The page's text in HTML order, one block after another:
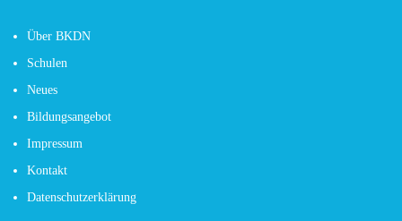
Über BKDN
Schulen
Neues
Bildungsangebot
Impressum
Kontakt
Datenschutzerklärung